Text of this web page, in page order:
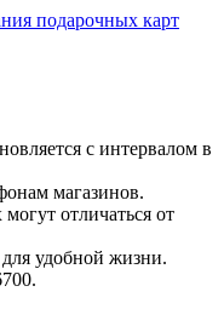
подарочных карт
с интервалом в
магазинов.
отличаться от
удобной жизни.